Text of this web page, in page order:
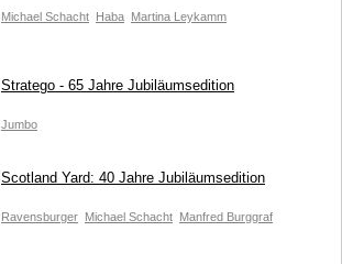
Michael Schacht Haba Martina Leykamm
Stratego - 65 Jahre Jubiläumsedition
Jumbo
Scotland Yard: 40 Jahre Jubiläumsedition
Ravensburger Michael Schacht Manfred Burggraf